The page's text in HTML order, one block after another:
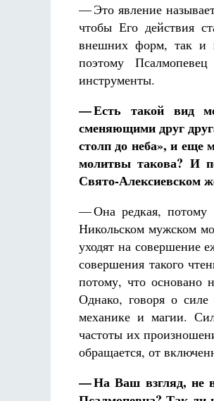
— Это явление
чтобы Его действия
внешних форм, так и
поэтому
инструменты.
— Есть такой вид
сменяющими друг
столп до неба», и еще
молитвы такова? И
Свято-Алексиевском
— Она редкая, потому
Никольском мужском
уходят на совершение
совершения такого
потому, что основано
Однако, говоря о
механике и магии.
частоты их
обращается, от
— На Ваш взгляд, не